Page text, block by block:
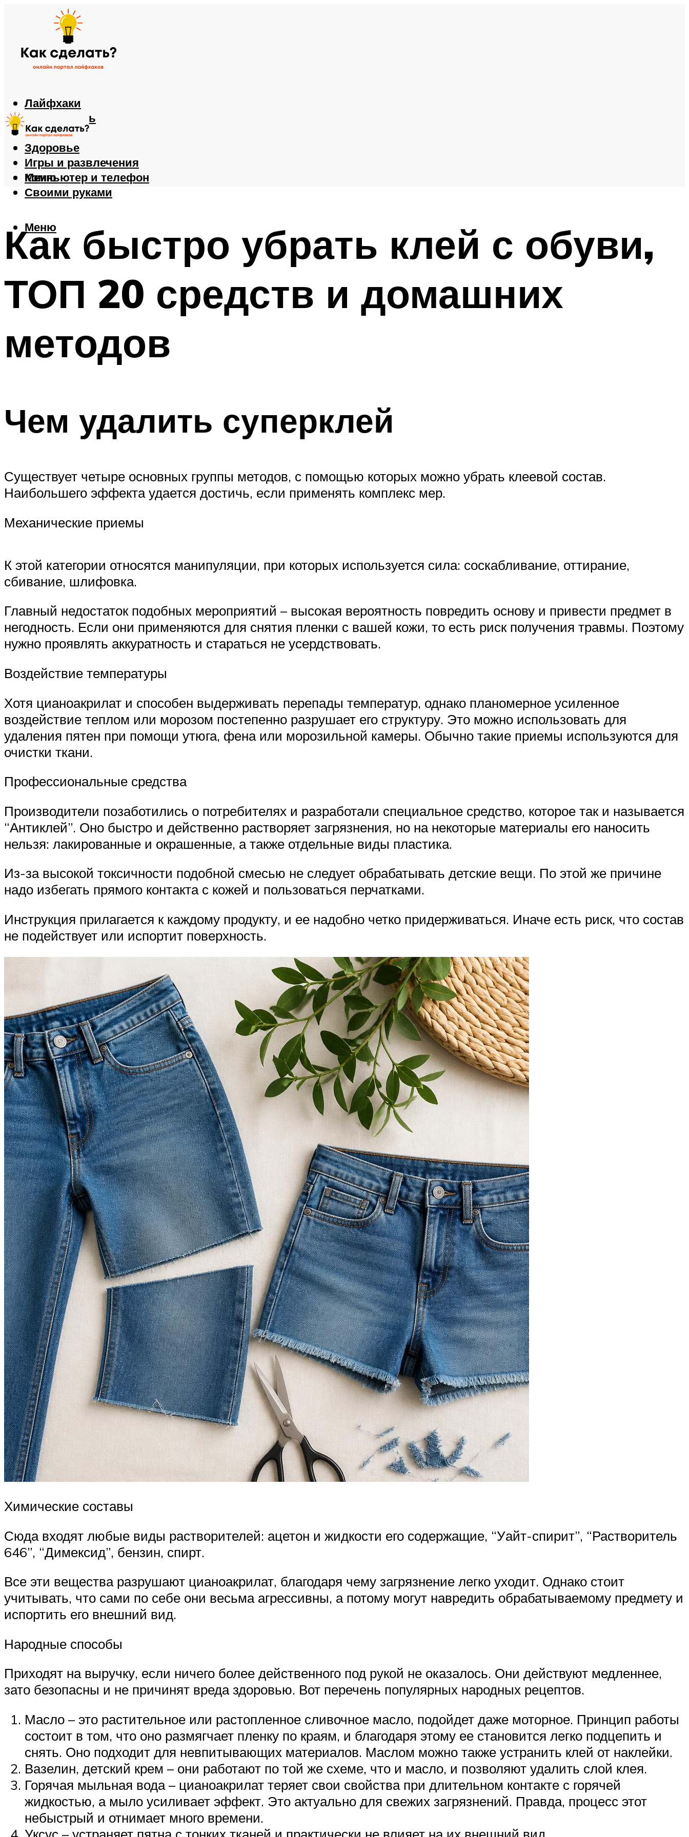
Лайфхаки
Автомобиль
Еда
Здоровье
Игры и развлечения
Компьютер и телефон
Своими руками
Меню
Меню
Как быстро убрать клей с обуви,
ТОП 20 средств и домашних
методов
Чем удалить суперклей
Существует четыре основных группы методов, с помощью которых можно убрать клеевой состав.
Наибольшего эффекта удается достичь, если применять комплекс мер.
Механические приемы
К этой категории относятся манипуляции, при которых используется сила: соскабливание, оттирание,
сбивание, шлифовка.
Главный недостаток подобных мероприятий – высокая вероятность повредить основу и привести предмет в
негодность. Если они применяются для снятия пленки с вашей кожи, то есть риск получения травмы. Поэтому
нужно проявлять аккуратность и стараться не усердствовать.
Воздействие температуры
Хотя цианоакрилат и способен выдерживать перепады температур, однако планомерное усиленное
воздействие теплом или морозом постепенно разрушает его структуру. Это можно использовать для
удаления пятен при помощи утюга, фена или морозильной камеры. Обычно такие приемы используются для
очистки ткани.
Профессиональные средства
Производители позаботились о потребителях и разработали специальное средство, которое так и называется
“Антиклей”. Оно быстро и действенно растворяет загрязнения, но на некоторые материалы его наносить
нельзя: лакированные и окрашенные, а также отдельные виды пластика.
Из-за высокой токсичности подобной смесью не следует обрабатывать детские вещи. По этой же причине
надо избегать прямого контакта с кожей и пользоваться перчатками.
Инструкция прилагается к каждому продукту, и ее надобно четко придерживаться. Иначе есть риск, что состав
не подействует или испортит поверхность.
Химические составы
Сюда входят любые виды растворителей: ацетон и жидкости его содержащие, “Уайт-спирит”, “Растворитель
646”, “Димексид”, бензин, спирт.
Все эти вещества разрушают цианоакрилат, благодаря чему загрязнение легко уходит. Однако стоит
учитывать, что сами по себе они весьма агрессивны, а потому могут навредить обрабатываемому предмету и
испортить его внешний вид.
Народные способы
Приходят на выручку, если ничего более действенного под рукой не оказалось. Они действуют медленнее,
зато безопасны и не причинят вреда здоровью. Вот перечень популярных народных рецептов.
Масло – это растительное или растопленное сливочное масло, подойдет даже моторное. Принцип работы
состоит в том, что оно размягчает пленку по краям, и благодаря этому ее становится легко подцепить и
снять. Оно подходит для невпитывающих материалов. Маслом можно также устранить клей от наклейки.
Вазелин, детский крем – они работают по той же схеме, что и масло, и позволяют удалить слой клея.
Горячая мыльная вода – цианоакрилат теряет свои свойства при длительном контакте с горячей
жидкостью, а мыло усиливает эффект. Это актуально для свежих загрязнений. Правда, процесс этот
небыстрый и отнимает много времени.